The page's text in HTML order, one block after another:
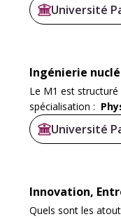
Université
Ingénierie
Le M1 est
spécialisation :
Chemistry and
Université
Innovation,
Quels sont les